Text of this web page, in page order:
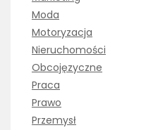
Moda
Motoryzacja
Nieruchomości
Obcojęzyczne
Praca
Prawo
Przemysł